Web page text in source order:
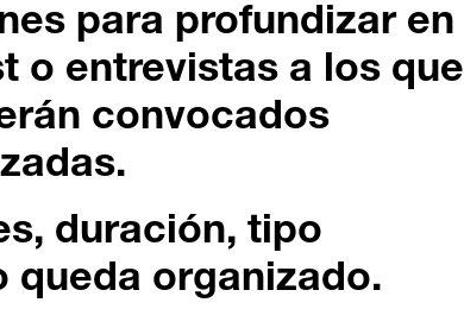
para profundizar en
o entrevistas a los que
convocados
duración, tipo
queda organizado.